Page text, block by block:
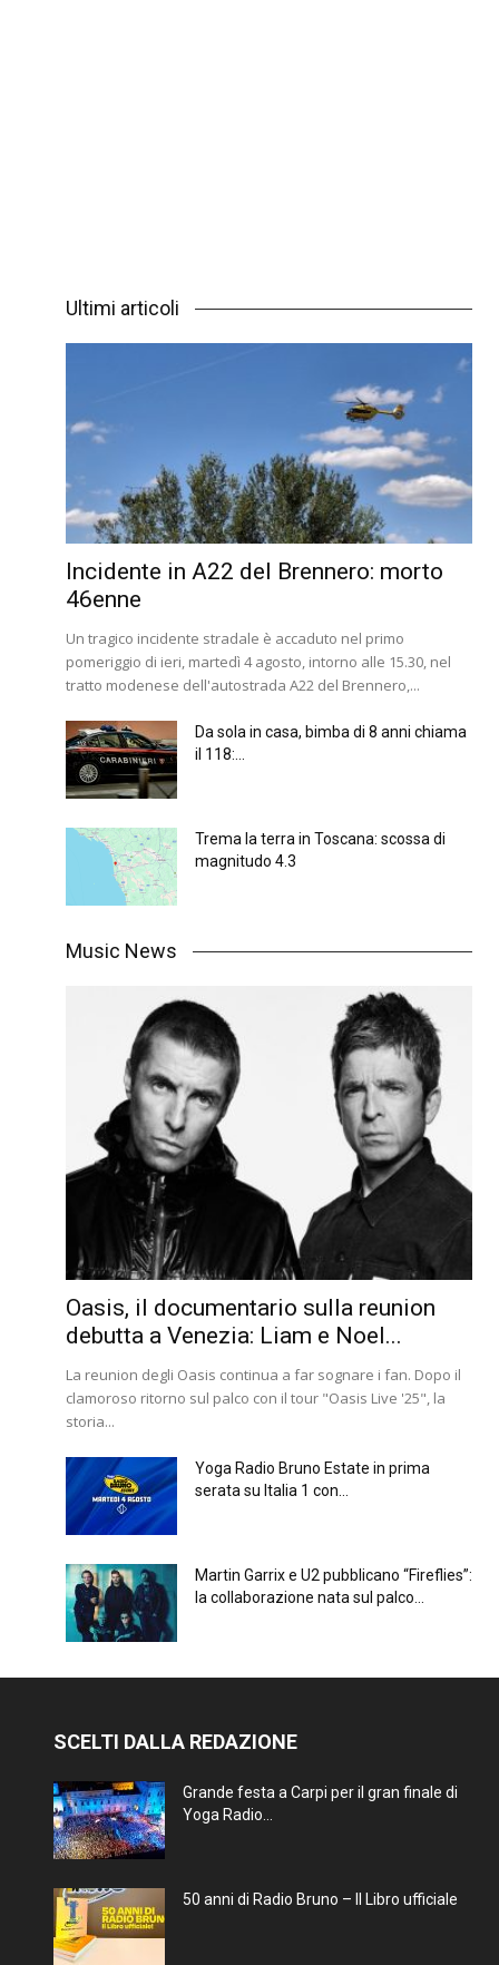
Ultimi articoli
Incidente in A22 del Brennero: morto
46enne
Un tragico incidente stradale è accaduto nel primo
pomeriggio di ieri, martedì 4 agosto, intorno alle 15.30, nel
tratto modenese dell'autostrada A22 del Brennero,...
Da sola in casa, bimba di 8 anni chiama
il 118:...
Trema la terra in Toscana: scossa di
magnitudo 4.3
Music News
Oasis, il documentario sulla reunion
debutta a Venezia: Liam e Noel...
La reunion degli Oasis continua a far sognare i fan. Dopo il
clamoroso ritorno sul palco con il tour "Oasis Live '25", la
storia...
Yoga Radio Bruno Estate in prima
serata su Italia 1 con...
Martin Garrix e U2 pubblicano “Fireflies”:
la collaborazione nata sul palco...
SCELTI DALLA REDAZIONE
Grande festa a Carpi per il gran finale di
Yoga Radio...
50 anni di Radio Bruno – Il Libro ufficiale